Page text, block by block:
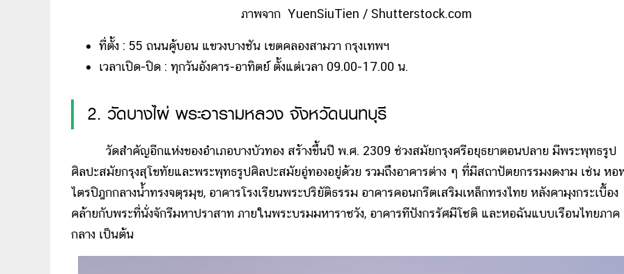
ภาพจาก YuenSiuTien / Shutterstock.com
ที่ตั้ง : 55 ถนนคู้บอน แขวงบางชัน เขตคลองสามวา กรุงเทพฯ
เวลาเปิด-ปิด : ทุกวันอังคาร-อาทิตย์ ตั้งแต่เวลา 09.00-17.00 น.
2. วัดบางไผ่ พระอารามหลวง จังหวัดนนทบุรี
วัดสำคัญอีกแห่งของอำเภอบางบัวทอง สร้างขึ้นปี พ.ศ. 2309 ช่วงสมัยกรุงศรีอยุธยาตอนปลาย มีพระพุทธรูป
ศิลปะสมัยกรุงสุโขทัยและพระพุทธรูปศิลปะสมัยอู่ทองอยู่ด้วย รวมถึงอาคารต่าง ๆ ที่มีสถาปัตยกรรมงดงาม เช่น หอ
ไตรปิฎกกลางน้ำทรงจตุรมุข, อาคารโรงเรียนพระปริยัติธรรม อาคารคอนกรีตเสริมเหล็กทรงไทย หลังคามุงกระเบื้อง
คล้ายกับพระที่นั่งจักรีมหาปราสาท ภายในพระบรมมหาราชวัง, อาคารทีปังกรรัศมีโชติ และหอฉันแบบเรือนไทยภาค
กลาง เป็นต้น